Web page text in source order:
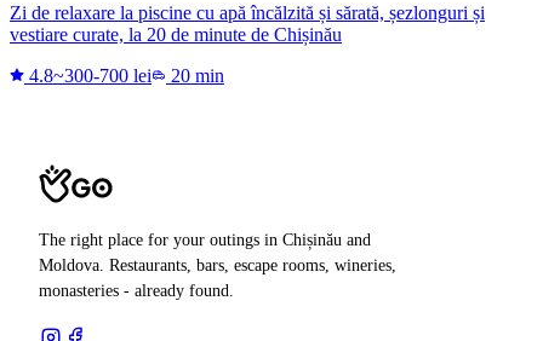
Zi de relaxare la piscine cu apă încălzită și sărată, șezlonguri și
vestiare curate, la 20 de minute de Chișinău
4.8~300-700 lei 20 min
The right place for your outings in Chișinău and
Moldova. Restaurants, bars, escape rooms, wineries,
monasteries - already found.